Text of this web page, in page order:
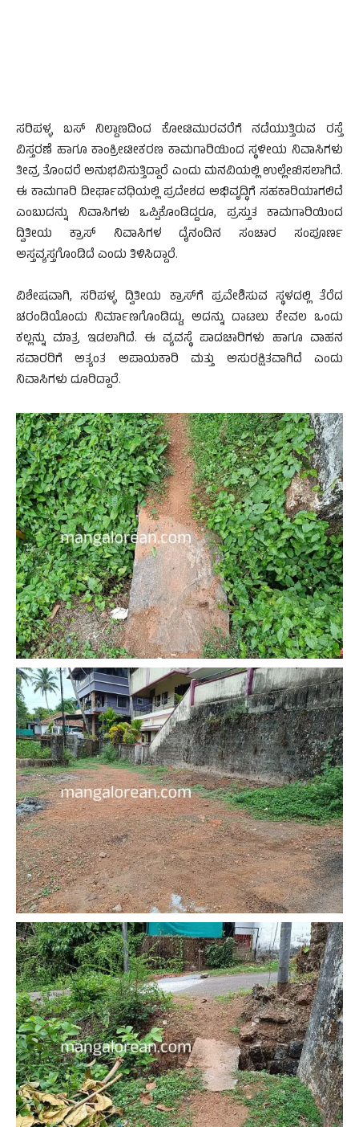
ಸರಿಪಳ್ಳ ಬಸ್ ನಿಲ್ದಾಣದಿಂದ ಕೋಟಿಮುರವರೆಗೆ ನಡೆಯುತ್ತಿರುವ ರಸ್ತೆ
ವಿಸ್ತರಣೆ ಹಾಗೂ ಕಾಂಕ್ರೀಟೀಕರಣ ಕಾಮಗಾರಿಯಿಂದ ಸ್ಥಳೀಯ ನಿವಾಸಿಗಳು
ತೀವ್ರ ತೊಂದರೆ ಅನುಭವಿಸುತ್ತಿದ್ದಾರೆ ಎಂದು ಮನವಿಯಲ್ಲಿ ಉಲ್ಲೇಖಿಸಲಾಗಿದೆ.
ಈ ಕಾಮಗಾರಿ ದೀರ್ಘಾವಧಿಯಲ್ಲಿ ಪ್ರದೇಶದ ಅಭಿವೃದ್ಧಿಗೆ ಸಹಕಾರಿಯಾಗಲಿದೆ
ಎಂಬುದನ್ನು ನಿವಾಸಿಗಳು ಒಪ್ಪಿಕೊಂಡಿದ್ದರೂ, ಪ್ರಸ್ತುತ ಕಾಮಗಾರಿಯಿಂದ
ದ್ವಿತೀಯ ಕ್ರಾಸ್ ನಿವಾಸಿಗಳ ದೈನಂದಿನ ಸಂಚಾರ ಸಂಪೂರ್ಣ
ಅಸ್ತವ್ಯಸ್ತಗೊಂಡಿದೆ ಎಂದು ತಿಳಿಸಿದ್ದಾರೆ.
ವಿಶೇಷವಾಗಿ, ಸರಿಪಳ್ಳ ದ್ವಿತೀಯ ಕ್ರಾಸ್‌ಗೆ ಪ್ರವೇಶಿಸುವ ಸ್ಥಳದಲ್ಲಿ ತೆರೆದ
ಚರಂಡಿಯೊಂದು ನಿರ್ಮಾಣಗೊಂಡಿದ್ದು, ಅದನ್ನು ದಾಟಲು ಕೇವಲ ಒಂದು
ಕಲ್ಲನ್ನು ಮಾತ್ರ ಇಡಲಾಗಿದೆ. ಈ ವ್ಯವಸ್ಥೆ ಪಾದಚಾರಿಗಳು ಹಾಗೂ ವಾಹನ
ಸವಾರರಿಗೆ ಅತ್ಯಂತ ಅಪಾಯಕಾರಿ ಮತ್ತು ಅಸುರಕ್ಷಿತವಾಗಿದೆ ಎಂದು
ನಿವಾಸಿಗಳು ದೂರಿದ್ದಾರೆ.